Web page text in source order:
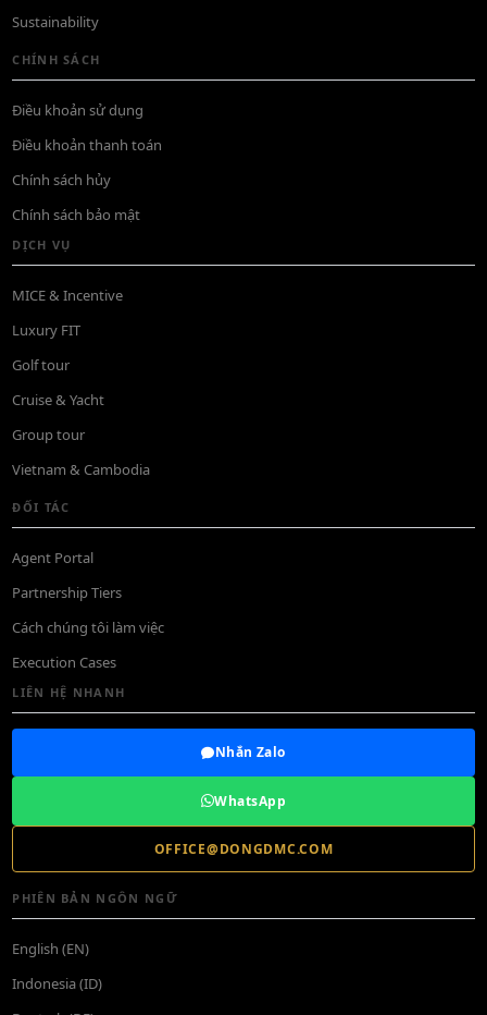
Sustainability
CHÍNH SÁCH
Điều khoản sử dụng
Điều khoản thanh toán
Chính sách hủy
Chính sách bảo mật
DỊCH VỤ
MICE & Incentive
Luxury FIT
Golf tour
Cruise & Yacht
Group tour
Vietnam & Cambodia
ĐỐI TÁC
Agent Portal
Partnership Tiers
Cách chúng tôi làm việc
Execution Cases
LIÊN HỆ NHANH
Nhắn Zalo
WhatsApp
OFFICE@DONGDMC.COM
PHIÊN BẢN NGÔN NGỮ
English (EN)
Indonesia (ID)